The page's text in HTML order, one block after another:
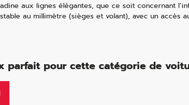
aux lignes élégantes, que ce soit concernant
au millimètre (sièges et volant), avec un accès
parfait pour cette catégorie de